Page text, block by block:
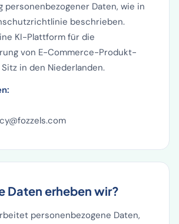
personenbezogener Daten, wie in
beschrieben.
KI-Plattform für die
von E-Commerce-Produkt-
in den Niederlanden.
Daten erheben wir?
personenbezogene Daten,